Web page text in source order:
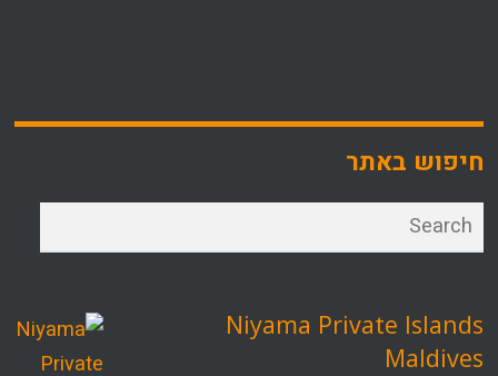
חיפוש באתר
Niyama Private Islands
Maldives